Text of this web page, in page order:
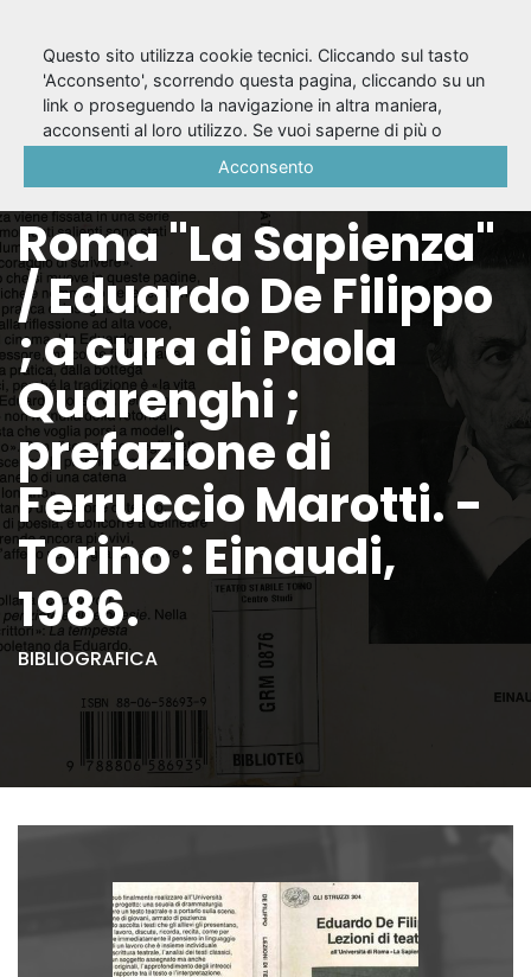
Lezioni di teatro :
all'Università di
Roma "La Sapienza"
/ Eduardo De Filippo
; a cura di Paola
Quarenghi ;
prefazione di
Ferruccio Marotti. -
Torino : Einaudi,
1986.
BIBLIOGRAFICA
Questo sito utilizza cookie tecnici. Cliccando sul tasto
'Acconsento', scorrendo questa pagina, cliccando su un
link o proseguendo la navigazione in altra maniera,
acconsenti al loro utilizzo. Se vuoi saperne di più o
Acconsento